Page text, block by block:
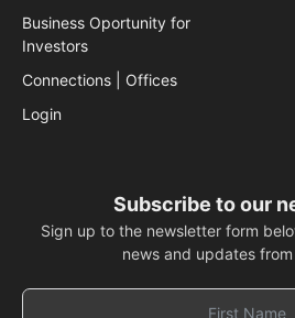
Business Oportunity for
Investors
Connections | Offices
Login
Subscribe to our
Sign up to the newsletter form
news and updates